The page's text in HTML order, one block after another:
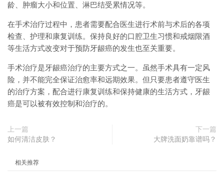
龄、肿瘤大小和位置、淋巴结受累情况等。
在手术治疗过程中，患者需要配合医生进行术前与术后的各项
检查、护理和康复训练。保持良好的口腔卫生习惯和戒烟限酒
等生活方式改变对于预防牙龈癌的发生也至关重要。
手术治疗是牙龈癌治疗的主要方式之一。虽然手术具有一定风
险，并不能完全保证治愈率和远期效果。但只要患者遵守医生
的治疗方案，配合进行康复训练和保持健康的生活方式，牙龈
癌是可以被有效控制和治疗的。
上一篇
如何清洁皮肤？
下一篇
大牌洗面奶靠谱吗？
相关推荐